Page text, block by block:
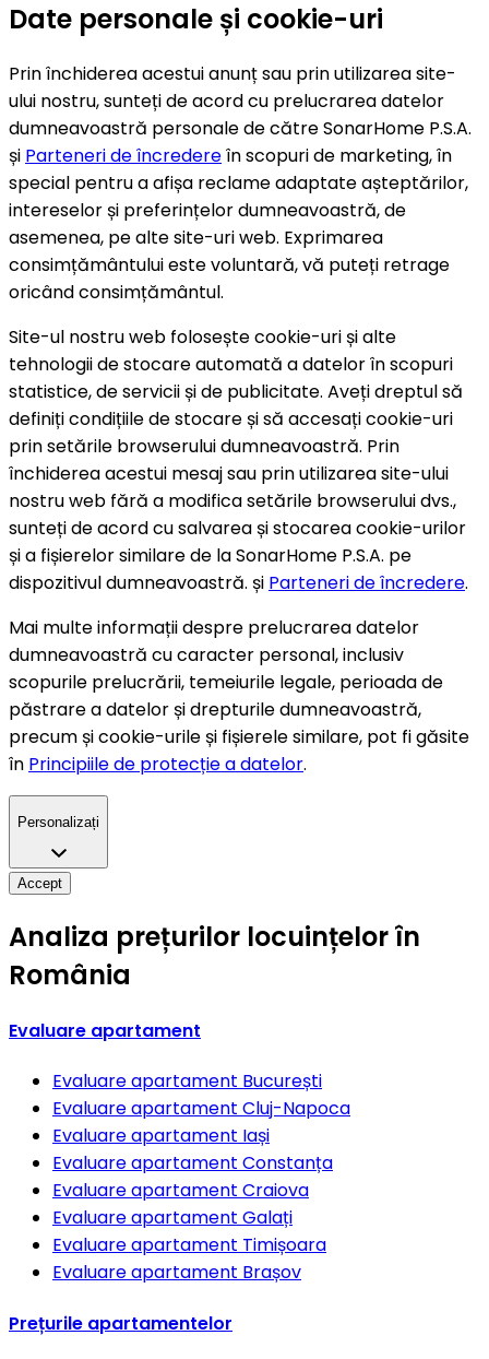
Date personale și cookie-uri
Prin închiderea acestui anunț sau prin utilizarea site-
ului nostru, sunteți de acord cu prelucrarea datelor
dumneavoastră personale de către SonarHome P.S.A.
și Parteneri de încredereîn scopuri de marketing, în
special pentru a afișa reclame adaptate așteptărilor,
intereselor și preferințelor dumneavoastră, de
asemenea, pe alte site-uri web. Exprimarea
consimțământului este voluntară, vă puteți retrage
oricând consimțământul.
Site-ul nostru web folosește cookie-uri și alte
tehnologii de stocare automată a datelor în scopuri
statistice, de servicii și de publicitate. Aveți dreptul să
definiți condițiile de stocare și să accesați cookie-uri
prin setările browserului dumneavoastră. Prin
închiderea acestui mesaj sau prin utilizarea site-ului
nostru web fără a modifica setările browserului dvs.,
sunteți de acord cu salvarea și stocarea cookie-urilor
și a fișierelor similare de la SonarHome P.S.A. pe
dispozitivul dumneavoastră. și Parteneri de încredere.
Mai multe informații despre prelucrarea datelor
dumneavoastră cu caracter personal, inclusiv
scopurile prelucrării, temeiurile legale, perioada de
păstrare a datelor și drepturile dumneavoastră,
precum și cookie-urile și fișierele similare, pot fi găsite
în Principiile de protecție a datelor.
Personalizați
Accept
Analiza prețurilor locuințelor în
România
Evaluare apartament
Evaluare apartament București
Evaluare apartament Cluj-Napoca
Evaluare apartament Iași
Evaluare apartament Constanța
Evaluare apartament Craiova
Evaluare apartament Galați
Evaluare apartament Timișoara
Evaluare apartament Brașov
Prețurile apartamentelor